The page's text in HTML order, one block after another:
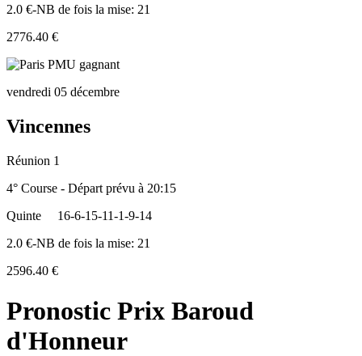
2.0 €-NB de fois la mise: 21
2776.40 €
vendredi 05 décembre
Vincennes
Réunion 1
4° Course - Départ prévu à 20:15
Quinte
16-6-15-11-1-9-14
2.0 €-NB de fois la mise: 21
2596.40 €
Pronostic Prix Baroud
d'Honneur